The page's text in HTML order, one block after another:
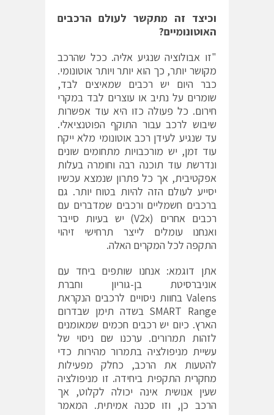
וכיצד זה מתקשר לעולם הרכבים
האוטונומיים?
"זו אבולוציה שנגיע אליה. ככל שהרכב
מקושר יותר, כך הוא יותר ויותר אוטונומי.
כבר היום יש רכבים שמאיצים לבד,
שומרים על נתיב או עוצרים לבד במקרי
חירום. כל פעולה כזו היא עוד אפשרות
שיבוש לרכב עבור התוקף הפוטנציאלי.
עד שנגיע לעידן רכב אוטונומי מלא ייקח
עוד זמן, יש מורכבויות מתחומים שונים
ונדרשת עוד תוכנה רבה וחומרה בעלות
אפקטיבית, אך כל פתרון שנמצא עכשיו
יסייע לעולם הזה להיות בטוח יותר. גם
ברכבים חשמליים ורכבים שמדברים עם
רכבים אחרים (V2x) יש בעיות סייבר
ואנחנו עומלים לייצר תרחישי זיהוי
התקפה לכל המקרים האלה.
אתן דוגמא: אנחנו שותפים ביחד עם
אוניברסיטת בן-גוריון וחברת
Valens בחוות ניסויים לרכבים הנקראת
SMART Range בשדה תימן שבדרום
הארץ. כיום יש רכבים חכמים שמאומנים
לזהות תמרורים. ערכנו שם ניסוי של
עשיית מניפולציה בתמרור מהירות כדי
להטעות את הרכב, כחלק מפעילות
מחקרית התקפית ביחידה. זו מניפולציה
שעין אנושית אינה יכולה לקלוט, אך
הרכב כן, וזו סכנה אמיתית. המאמר